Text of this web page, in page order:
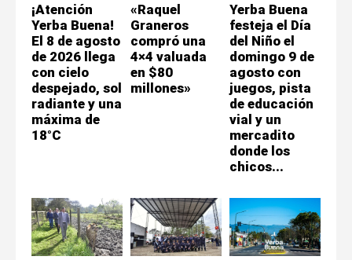
¡Atención
Yerba Buena!
El 8 de agosto
de 2026 llega
con cielo
despejado, sol
radiante y una
máxima de
18°C
«Raquel
Graneros
compró una
4×4 valuada
en $80
millones»
Yerba Buena
festeja el Día
del Niño el
domingo 9 de
agosto con
juegos, pista
de educación
vial y un
mercadito
donde los
chicos...